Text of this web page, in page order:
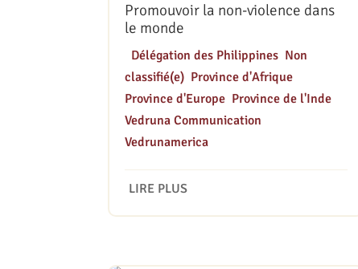
Promouvoir la non-violence dans
le monde
Délégation des Philippines Non
classifié(e) Province d'Afrique
Province d'Europe Province de l'Inde
Vedruna Communication
Vedrunamerica
LIRE PLUS